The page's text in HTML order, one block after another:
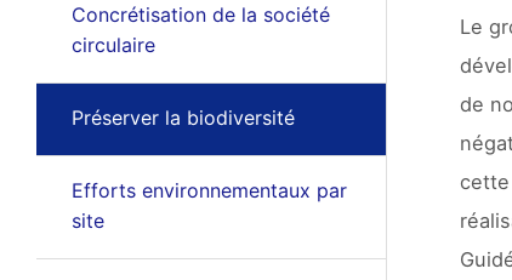
Concrétisation de la société
circulaire
Préserver la biodiversité
Efforts environnementaux par
site
Le
de